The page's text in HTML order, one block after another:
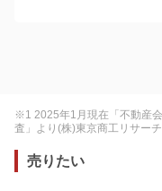
※1 2025年1月現在「不動産
査」より(株)東京商工リサーチ
売りたい